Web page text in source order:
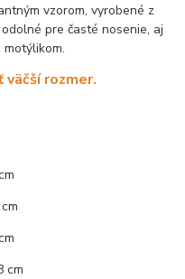
vzorom, vyrobené z
pre časté nosenie, aj
rozmer.